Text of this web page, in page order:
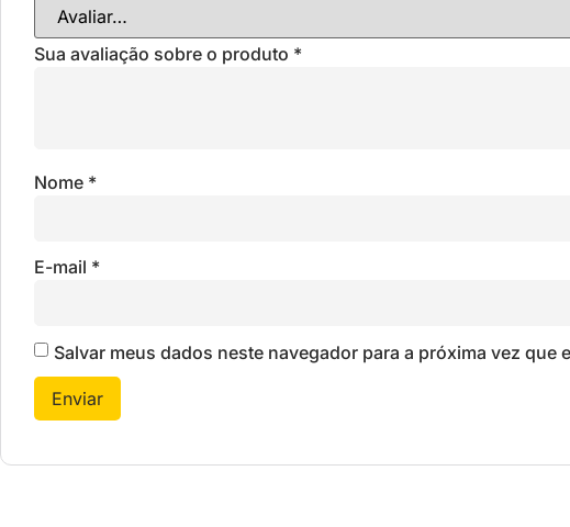
Sua avaliação sobre o produto *
Nome *
E-mail *
Salvar meus dados neste navegador para a próxima vez que